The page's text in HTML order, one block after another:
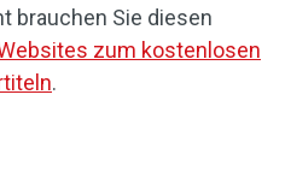
brauchen Sie diesen
zum kostenlosen
.